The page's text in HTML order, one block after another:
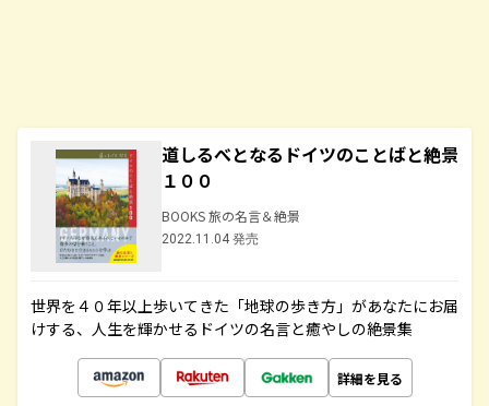
道しるべとなるドイツのことばと絶景
１００
BOOKS 旅の名言＆絶景
2022.11.04 発売
世界を４０年以上歩いてきた「地球の歩き方」があなたにお届
けする、人生を輝かせるドイツの名言と癒やしの絶景集
詳細を見る